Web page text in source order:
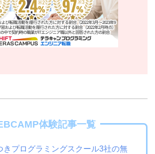
体験記事一覧
きプログラミングスクール3社の無